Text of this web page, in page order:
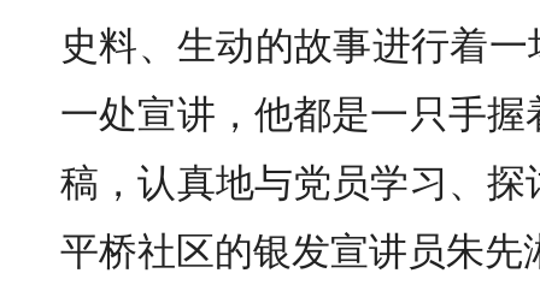
史料、生动的故事进行着
一处宣讲，他都是一只手
稿，认真地与党员学习、
平桥社区的银发宣讲员朱先